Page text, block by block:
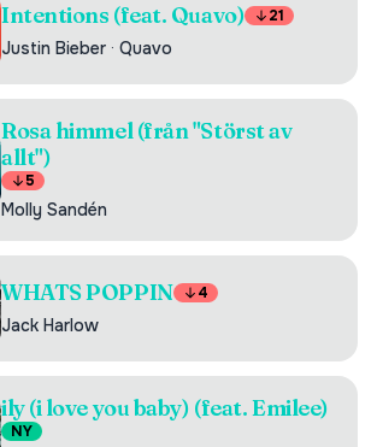
Intentions (feat. Quavo) 21
Justin Bieber · Quavo
Rosa himmel (från "Störst av
allt")
5
Molly Sandén
WHATS POPPIN 4
Jack Harlow
ily (i love you baby) (feat. Emilee)
NY